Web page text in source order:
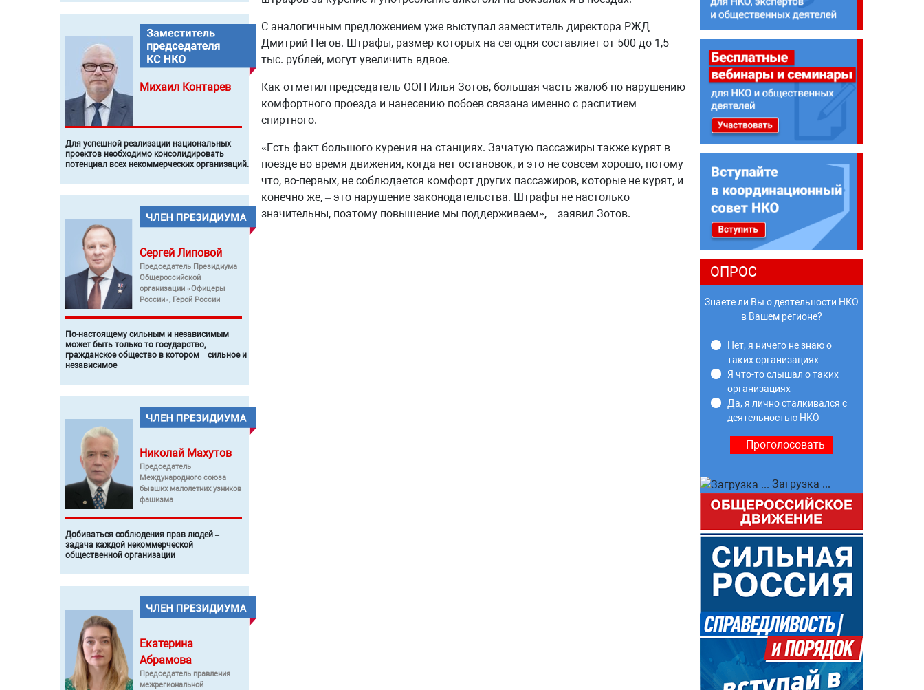
Михаил Контарев
Для успешной реализации национальных
проектов необходимо консолидировать
потенциал всех некоммерческих организаций.
Сергей Липовой
Председатель Президиума
Общероссийской
организации «Офицеры
России», Герой России
По-настоящему сильным и независимым
может быть только то государство,
гражданское общество в котором – сильное и
независимое
Николай Махутов
Председатель
Международного союза
бывших малолетних узников
фашизма
Добиваться соблюдения прав людей –
задача каждой некоммерческой
общественной организации
Екатерина
Абрамова
Председатель правления
межрегиональной
С аналогичным предложением уже выступал заместитель директора РЖД
Дмитрий Пегов. Штрафы, размер которых на сегодня составляет от 500 до 1,5
тыс. рублей, могут увеличить вдвое.
Как отметил председатель ООП Илья Зотов, большая часть жалоб по нарушению
комфортного проезда и нанесению побоев связана именно с распитием
спиртного.
«Есть факт большого курения на станциях. Зачатую пассажиры также курят в
поезде во время движения, когда нет остановок, и это не совсем хорошо, потому
что, во-первых, не соблюдается комфорт других пассажиров, которые не курят, и
конечно же, – это нарушение законодательства. Штрафы не настолько
значительны, поэтому повышение мы поддерживаем», – заявил Зотов.
ОПРОС
Знаете ли Вы о деятельности НКО
в Вашем регионе?
Нет, я ничего не знаю о
таких организациях
Я что-то слышал о таких
организациях
Да, я лично сталкивался с
деятельностью НКО
Загрузка ...